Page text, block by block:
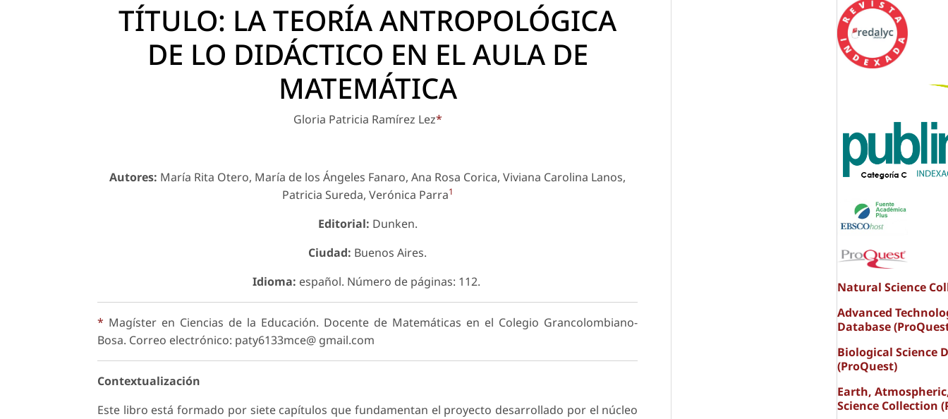
TÍTULO: LA TEORÍA ANTROPOLÓGICA
DE LO DIDÁCTICO EN EL AULA DE
MATEMÁTICA
Gloria Patricia Ramírez Lez*
Autores: María Rita Otero, María de los Ángeles Fanaro, Ana Rosa Corica, Viviana Carolina Lanos,
Patricia Sureda, Verónica Parra1
Editorial: Dunken.
Ciudad: Buenos Aires.
Idioma: español. Número de páginas: 112.
* Magíster en Ciencias de la Educación. Docente de Matemáticas en el Colegio Grancolombiano-
Bosa. Correo electrónico: paty6133mce@ gmail.com
Contextualización
Este libro está formado por siete capítulos que fundamentan el proyecto desarrollado por el núcleo
Natural Science
Advanced
Database
Biological Science
(ProQuest)
Earth,
Science Collection